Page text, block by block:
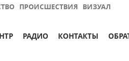
ПРОИСШЕСТВИЯ ВИЗУАЛ
РАДИО КОНТАКТЫ